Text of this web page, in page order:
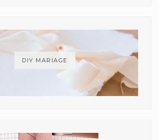
DIY MARIAGE